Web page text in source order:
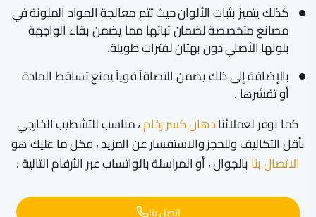
​كذلك يتميز بثبات الألوان حيث تتم معالجة المواد الملونة في
مصانع متخصصة لضمان ثباتها مما يضمن بقاء الواجهة
بلونها الأصلي دون بهتان لفترات طويلة.
​بالإضافة إلى ذلك يضمن التصاقاً قوياً يمنع تساقط المادة
أو تقشرها .
كما نوفر لعملائنادهان كسر رخام، مناسب للتشطيب الخارجي
بأقل التكاليف وللحجز والاستفسار عن المزيد ، فكل ما عليك هو
الاتصال بنابالجوال ، أو المراسلة بالواتساب عبر الأرقام التالية :
اتصل بنا